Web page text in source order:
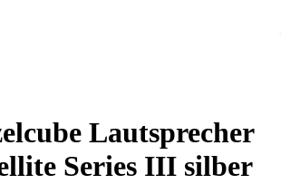
Lautsprecher
Series III silber